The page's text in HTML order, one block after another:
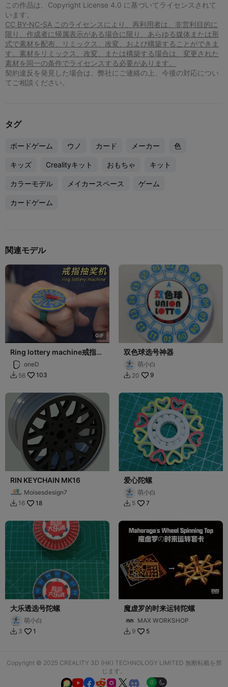
この作品は、Copyright License 4.0 に基づいてライセンスされて
います。
CC BY-NC-SA このライセンスにより、再利用者は、非営利目的に
限り、作成者に帰属表示がある場合に限り、あらゆる媒体または形
式で素材を配布、リミックス、改変、および構築することができま
す。素材をリミックス、改変、または構築する場合は、変更された
素材を同一の条件でライセンスする必要があります。
契約違反を発見した場合は、弊社にご連絡の上、今後の対応につい
てご相談ください。
タグ
ボードゲーム ウノ カード メーカー 色
キッズ Crealityキット おもちゃ キット
カラーモデル メイカースペース ゲーム
カードゲーム
関連モデル
GIF
Ring lottery machine戒指抽
奖机 oneD
 56 103
双色球选号神器
萌小白
 20 9
RIN KEYCHAIN MK16
Moisesdesign7
 16 18
爱心陀螺
萌小白
 5 7
大乐透选号陀螺
萌小白
 3 1
魔虚罗的时来运转陀螺
MAX WORKSHOP
 9 5
Copyright © 2025 CREALITY 3D (HK) TECHNOLOGY LIMITED 無断転載を禁
じます。
  